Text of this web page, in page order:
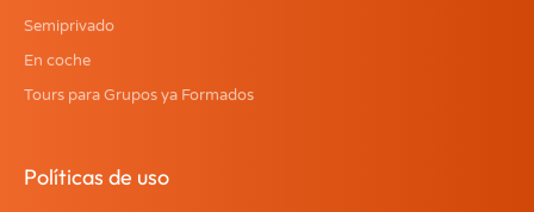
Semiprivado
En coche
Tours para Grupos ya Formados
Políticas de uso